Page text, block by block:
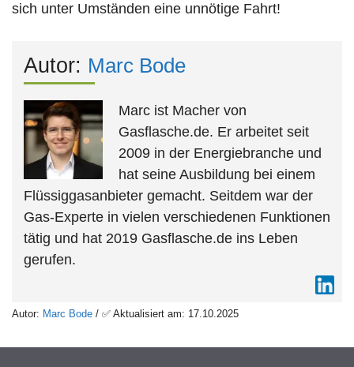
sich unter Umständen eine unnötige Fahrt!
Autor: Marc Bode
Marc ist Macher von
Gasflasche.de. Er arbeitet seit
2009 in der Energiebranche und
hat seine Ausbildung bei einem
Flüssiggasanbieter gemacht. Seitdem war der
Gas-Experte in vielen verschiedenen Funktionen
tätig und hat 2019 Gasflasche.de ins Leben
gerufen.
Autor: Marc Bode / ✅ Aktualisiert am: 17.10.2025